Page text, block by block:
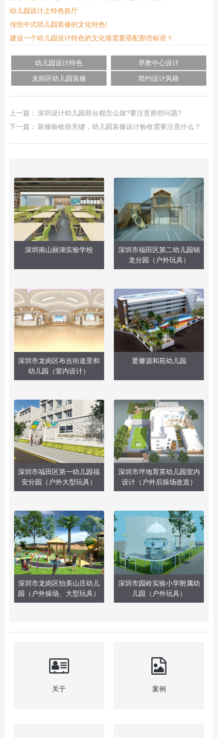
幼儿园设计之特色前厅
传统中式幼儿园装修的文化特色!
建设一个幼儿园设计特色的文化墙需要搭配那些标语？
幼儿园设计特色
早教中心设计
龙岗区幼儿园装修
简约设计风格
上一篇： 深圳设计幼儿园前台都怎么做?要注意那些问题?
下一篇： 装修验收很关键，幼儿园装修设计验收需要注意什么？
深圳南山丽湖实验学校
深圳市福田区第二幼儿园锦
龙分园（户外玩具）
深圳市龙岗区布吉街道景和
幼儿园（室内设计）
爱馨源和苑幼儿园
深圳市福田区第一幼儿园福
安分园（户外大型玩具）
深圳市坪地育英幼儿园室内
设计（户外后操场改造）
深圳市龙岗区怡美山庄幼儿
园（户外操场、大型玩具）
深圳市园岭实验小学附属幼
儿园（户外玩具）
关于 案例